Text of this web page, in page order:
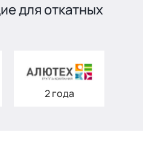
для откатных
2 года